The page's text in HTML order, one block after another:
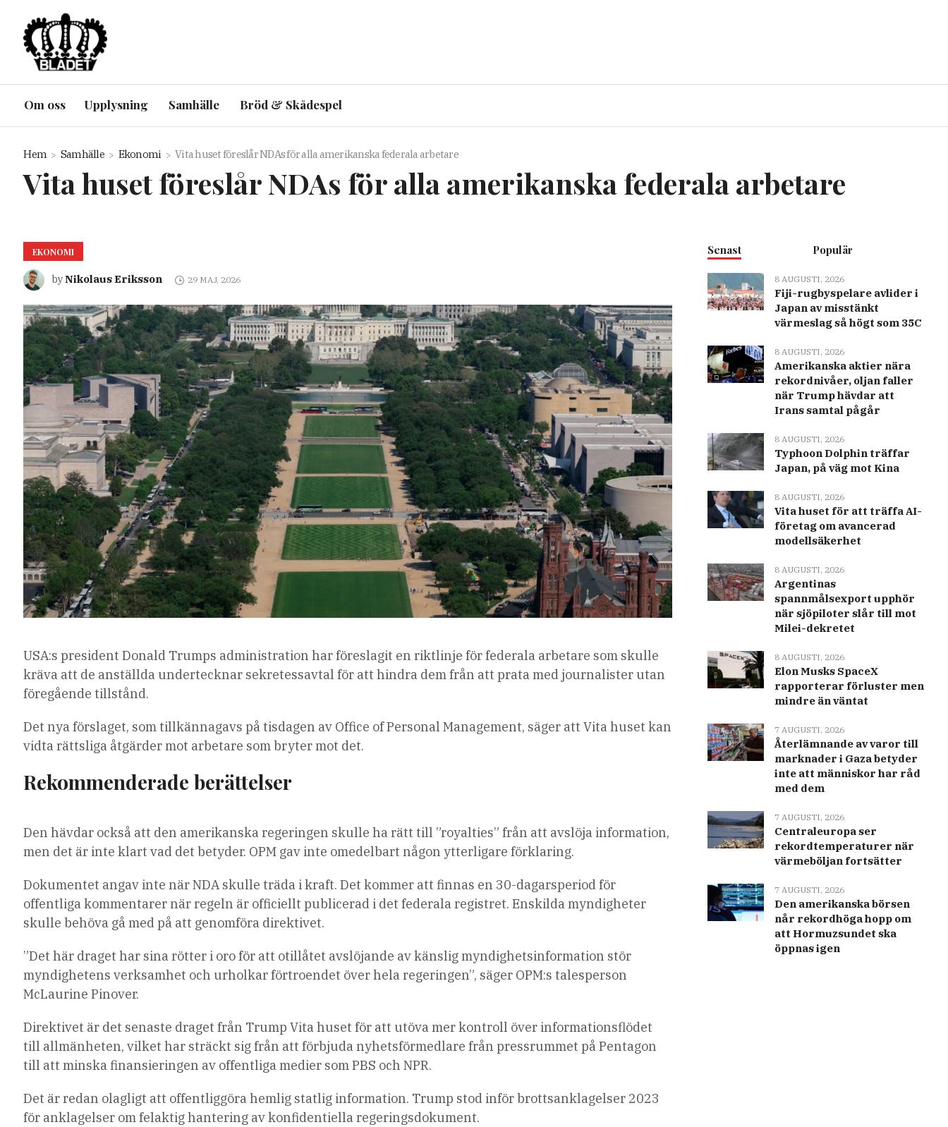
Om oss Upplysning Samhälle Bröd & Skådespel
Hem Samhälle Ekonomi Vita huset föreslår NDAs för alla amerikanska federala arbetare
Vita huset föreslår NDAs för alla amerikanska federala arbetare
EKONOMI
byNikolaus Eriksson 29 MAJ, 2026
USA:s president Donald Trumps administration har föreslagit en riktlinje för federala arbetare som skulle
kräva att de anställda undertecknar sekretessavtal för att hindra dem från att prata med journalister utan
föregående tillstånd.
Det nya förslaget, som tillkännagavs på tisdagen av Office of Personal Management, säger att Vita huset kan
vidta rättsliga åtgärder mot arbetare som bryter mot det.
Rekommenderade berättelser
med
4
artiklar
av
listan
Den hävdar också att den amerikanska regeringen skulle ha rätt till ”royalties” från att avslöja information,
men det är inte klart vad det betyder. OPM gav inte omedelbart någon ytterligare förklaring.
Dokumentet angav inte när NDA skulle träda i kraft. Det kommer att finnas en 30-dagarsperiod för
offentliga kommentarer när regeln är officiellt publicerad i det federala registret. Enskilda myndigheter
skulle behöva gå med på att genomföra direktivet.
”Det här draget har sina rötter i oro för att otillåtet avslöjande av känslig myndighetsinformation stör
myndighetens verksamhet och urholkar förtroendet över hela regeringen”, säger OPM:s talesperson
McLaurine Pinover.
Direktivet är det senaste draget från Trump Vita huset för att utöva mer kontroll över informationsflödet
till allmänheten, vilket har sträckt sig från att förbjuda nyhetsförmedlare från pressrummet på Pentagon
till att minska finansieringen av offentliga medier som PBS och NPR.
Det är redan olagligt att offentliggöra hemlig statlig information. Trump stod inför brottsanklagelser 2023
för anklagelser om felaktig hantering av konfidentiella regeringsdokument.
Senast Populär
8 AUGUSTI, 2026
Fiji-rugbyspelare avlider i
Japan av misstänkt
värmeslag så högt som 35C
8 AUGUSTI, 2026
Amerikanska aktier nära
rekordnivåer, oljan faller
när Trump hävdar att
Irans samtal pågår
8 AUGUSTI, 2026
Typhoon Dolphin träffar
Japan, på väg mot Kina
8 AUGUSTI, 2026
Vita huset för att träffa AI-
företag om avancerad
modellsäkerhet
8 AUGUSTI, 2026
Argentinas
spannmålsexport upphör
när sjöpiloter slår till mot
Milei-dekretet
8 AUGUSTI, 2026
Elon Musks SpaceX
rapporterar förluster men
mindre än väntat
7 AUGUSTI, 2026
Återlämnande av varor till
marknader i Gaza betyder
inte att människor har råd
med dem
7 AUGUSTI, 2026
Centraleuropa ser
rekordtemperaturer när
värmeböljan fortsätter
7 AUGUSTI, 2026
Den amerikanska börsen
når rekordhöga hopp om
att Hormuzsundet ska
öppnas igen